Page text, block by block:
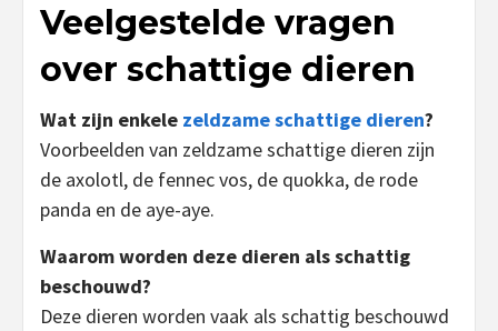
Veelgestelde vragen
over schattige dieren
Wat zijn enkele zeldzame schattige dieren?
Voorbeelden van zeldzame schattige dieren zijn
de axolotl, de fennec vos, de quokka, de rode
panda en de aye-aye.
Waarom worden deze dieren als schattig
beschouwd?
Deze dieren worden vaak als schattig beschouwd